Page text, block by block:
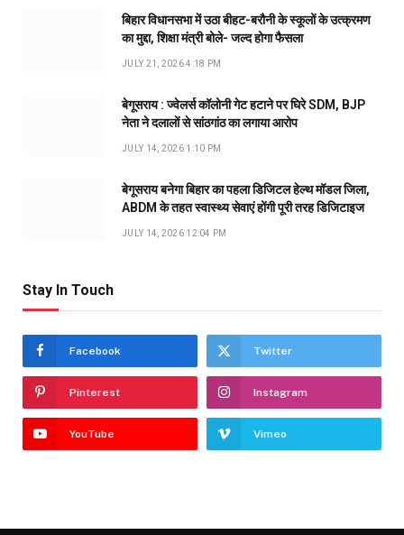
बिहार विधानसभा में उठा बीहट-बरौनी के स्कूलों के उत्क्रमण
का मुद्दा, शिक्षा मंत्री बोले- जल्द होगा फैसला
JULY 21, 2026 4:18 PM
बेगूसराय : ज्वेलर्स कॉलोनी गेट हटाने पर घिरे SDM, BJP
नेता ने दलालों से सांठगांठ का लगाया आरोप
JULY 14, 2026 1:10 PM
बेगूसराय बनेगा बिहार का पहला डिजिटल हेल्थ मॉडल जिला,
ABDM के तहत स्वास्थ्य सेवाएं होंगी पूरी तरह डिजिटाइज
JULY 14, 2026 12:04 PM
Stay In Touch
Facebook Twitter
Pinterest Instagram
YouTube Vimeo